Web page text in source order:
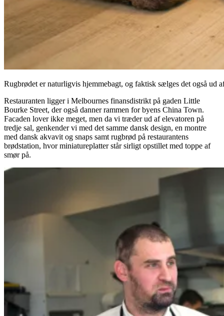
Rugbrødet er naturligvis hjemmebagt, og faktisk sælges det også ud
Restauranten ligger i Melbournes finansdistrikt på gaden Little
Bourke Street, der også danner rammen for byens China Town.
Facaden lover ikke meget, men da vi træder ud af elevatoren på
tredje sal, genkender vi med det samme dansk design, en montre
med dansk akvavit og snaps samt rugbrød på restaurantens
brødstation, hvor miniatureplatter står sirligt opstillet med toppe af
smør på.